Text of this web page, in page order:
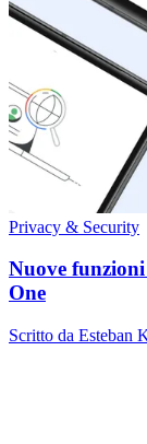
Privacy & Security
Nuove
One
Scritto da Esteban